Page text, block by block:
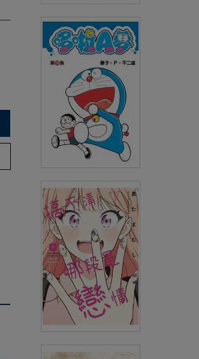
我的朋友是膽小的吸血鬼，真的
沒問題嗎？(全)
NT$140 90折 NT$126 (USD4.18)
NT$110 90折 NT$99 (USD3.29)